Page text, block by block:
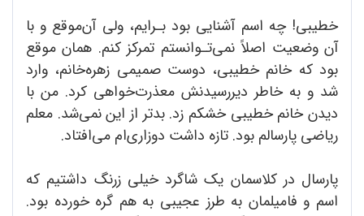
خطیبی! چه اسم آشنایی بود بـرایم، ولی آن‌موقع و با
آن وضعیت اصلاً نمی‌تـوانستم تمرکز کنم. همان موقع
بود که خانم خطیبی، دوست صمیمی زهره‌خانم، وارد
شد و به خاطر دیررسیدنش معذرت‌خواهی کرد. من با
دیدن خانم خطیبی خشکم زد. بدتر از این نمی‌شد. معلم
ریاضی پارسالم بود. تازه داشت دوزاری‌‌ام می‌افتاد.
پارسال در کلاسمان یک شاگرد خیلی زرنگ داشتیم که
اسم و فامیلمان به طرز عجیبی به هم گره خورده بود.